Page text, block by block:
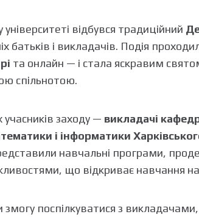
університеті відбувся традиційний
батьків і викладачів. Подія
та онлайн — і стала яскравим
спільнотою.
заходу — викладачі
і інформатики
навчальні програми,
що відкриває навчання
змогу поспілкуватися з